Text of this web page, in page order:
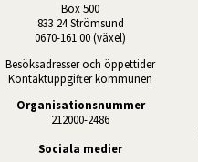
Box 500
833 24 Strömsund
0670-161 00 (växel)
Besöksadresser och öppettider
Kontaktuppgifter kommunen
Organisationsnummer
212000-2486
Sociala medier